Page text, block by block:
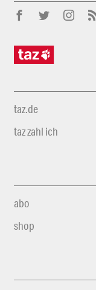
taz.de
taz zahl ich
abo
shop